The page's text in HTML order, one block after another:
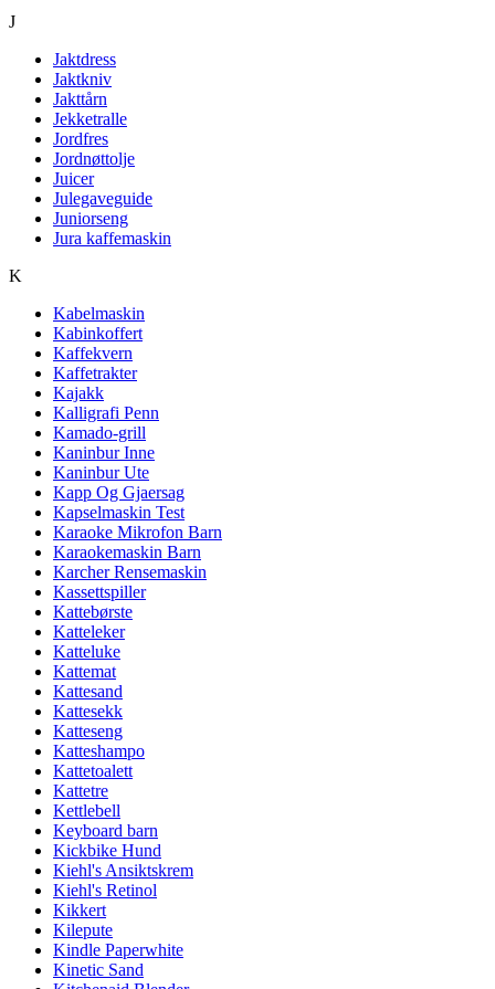
J
Jaktdress
Jaktkniv
Jakttårn
Jekketralle
Jordfres
Jordnøttolje
Juicer
Julegaveguide
Juniorseng
Jura kaffemaskin
K
Kabelmaskin
Kabinkoffert
Kaffekvern
Kaffetrakter
Kajakk
Kalligrafi Penn
Kamado-grill
Kaninbur Inne
Kaninbur Ute
Kapp Og Gjaersag
Kapselmaskin Test
Karaoke Mikrofon Barn
Karaokemaskin Barn
Karcher Rensemaskin
Kassettspiller
Kattebørste
Katteleker
Katteluke
Kattemat
Kattesand
Kattesekk
Katteseng
Katteshampo
Kattetoalett
Kattetre
Kettlebell
Keyboard barn
Kickbike Hund
Kiehl's Ansiktskrem
Kiehl's Retinol
Kikkert
Kilepute
Kindle Paperwhite
Kinetic Sand